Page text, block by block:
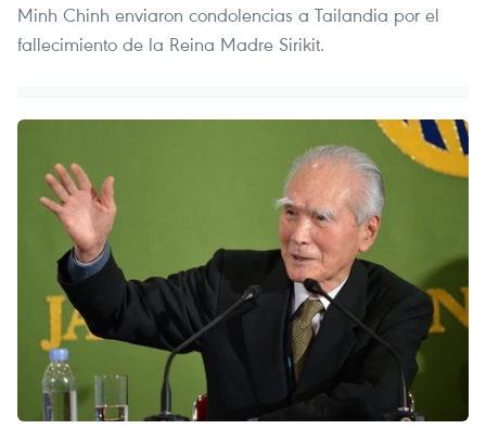
Minh Chinh enviaron condolencias a Tailandia por el
fallecimiento de la Reina Madre Sirikit.